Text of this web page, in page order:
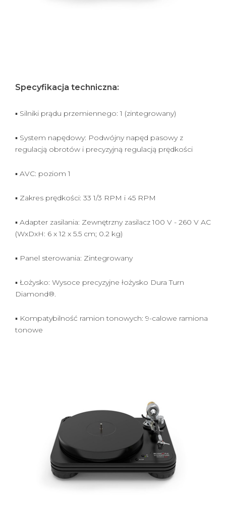
Specyfikacja techniczna:
▪ Silniki prądu przemiennego: 1 (zintegrowany)
▪ System napędowy: Podwójny napęd pasowy z
regulacją obrotów i precyzyjną regulacją prędkości
▪ AVC: poziom 1
▪ Zakres prędkości: 33 1/3 RPM i 45 RPM
▪ Adapter zasilania: Zewnętrzny zasilacz 100 V - 260 V AC
(WxDxH: 6 x 12 x 5.5 cm; 0.2 kg)
▪ Panel sterowania: Zintegrowany
▪ Łożysko: Wysoce precyzyjne łożysko Dura Turn
Diamond®.
▪ Kompatybilność ramion tonowych: 9-calowe ramiona
tonowe